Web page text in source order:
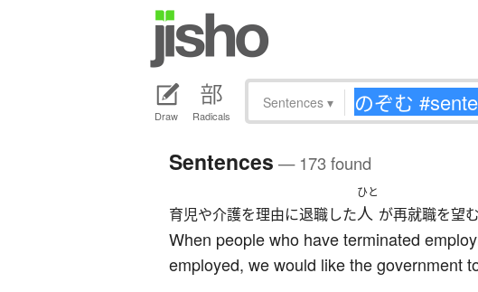
Draw Radicals
Sentences ▾
Sentences — 173 found
育児や介護を理由に退職した
ひと
人 が再就職を望む
When people who have terminated
employed, we would like the government